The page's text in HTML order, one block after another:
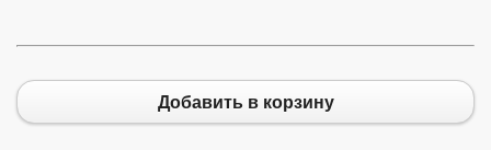
Добавить в корзину